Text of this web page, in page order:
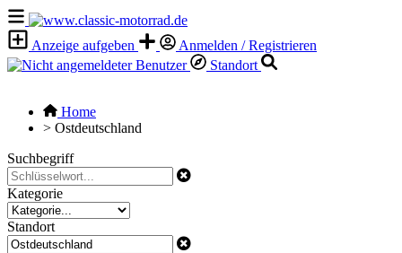
Anzeige aufgeben
Anmelden / Registrieren
Standort
Home
> Ostdeutschland
Suchbegriff
Kategorie
Standort